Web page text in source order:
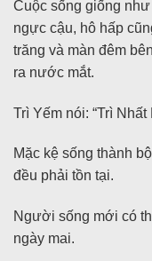
Cuộc sống giống
ngực cậu, hô hấp
trăng và màn đêm
ra nước mắt.
Trì Yếm nói: “Trì
Mặc kệ sống thành
đều phải tồn tại.
Người sống mới có
ngày mai.